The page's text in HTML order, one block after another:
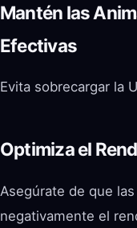
Mantén las
Efectivas
Evita sobrecargar la
Optimiza el
Asegúrate de que
negativamente el